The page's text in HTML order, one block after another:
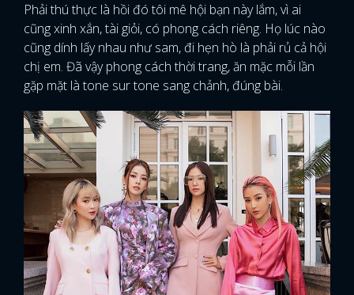
Phải thú thực là hồi đó tôi mê hội bạn này lắm, vì ai
cũng xinh xắn, tài giỏi, có phong cách riêng. Họ lúc nào
cũng dính lấy nhau như sam, đi hẹn hò là phải rủ cả hội
chị em. Đã vậy phong cách thời trang, ăn mặc mỗi lần
gặp mặt là tone sur tone sang chảnh, đúng bài.